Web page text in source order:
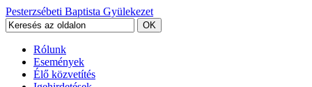
Pesterzsébeti Baptista Gyülekezet
Rólunk
Események
Élő közvetítés